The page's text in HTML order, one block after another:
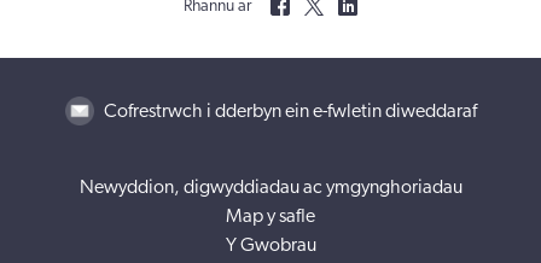
Rhannu ar
Cofrestrwch i dderbyn ein e-fwletin diweddaraf
Newyddion, digwyddiadau ac ymgynghoriadau
Map y safle
Y Gwobrau